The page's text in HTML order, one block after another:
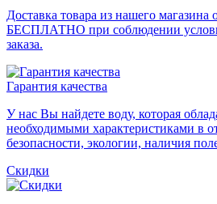
Доставка товара из нашего магазина
БЕСПЛАТНО при соблюдении
заказа.
Гарантия качества
У нас Вы найдете воду, которая
необходимыми характеристиками в
безопасности, экологии, наличия
Скидки